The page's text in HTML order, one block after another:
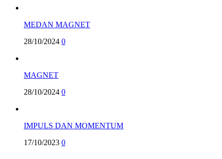
MEDAN MAGNET
28/10/2024 0
MAGNET
28/10/2024 0
IMPULS DAN MOMENTUM
17/10/2023 0